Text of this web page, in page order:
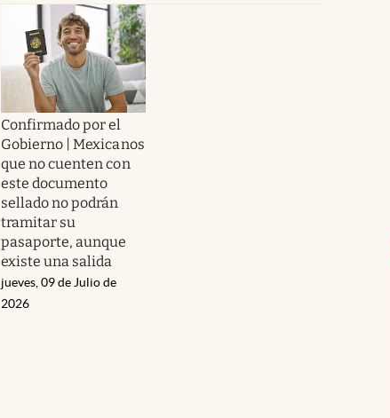
Confirmado por el
Gobierno | Mexicanos
que no cuenten con
este documento
sellado no podrán
tramitar su
pasaporte, aunque
existe una salida
jueves, 09 de Julio de
2026